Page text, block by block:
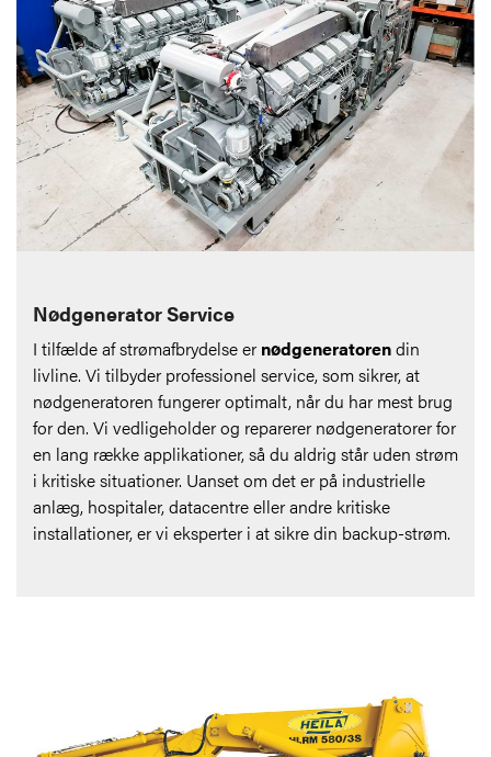
Nødgenerator Service
I tilfælde af strømafbrydelse er nødgeneratorendin
livline. Vi tilbyder professionel service, som sikrer, at
nødgeneratoren fungerer optimalt, når du har mest brug
for den. Vi vedligeholder og reparerer nødgeneratorer for
en lang række applikationer, så du aldrig står uden strøm
i kritiske situationer. Uanset om det er på industrielle
anlæg, hospitaler, datacentre eller andre kritiske
installationer, er vi eksperter i at sikre din backup-strøm.